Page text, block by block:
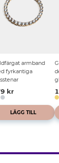
armband
fyrkantiga
kr
LÄGG TILL